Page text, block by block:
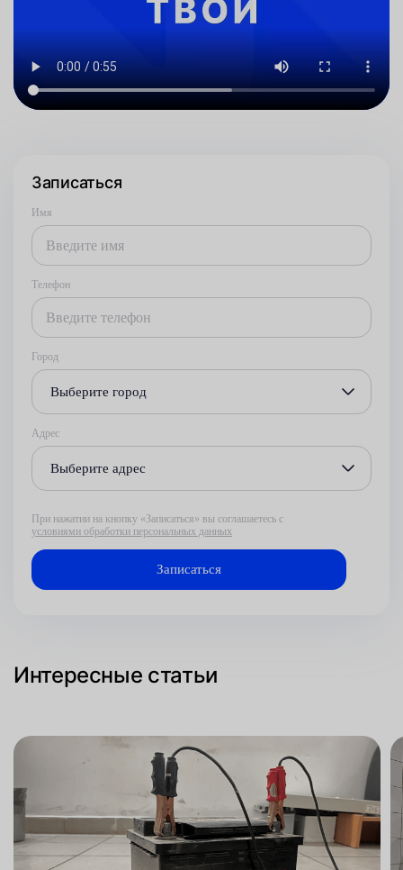
Записаться
Имя
Телефон
Город
Выберите город
Адрес
Выберите адрес
При нажатии на кнопку «Записаться» вы соглашаетесь с
условиями обработки персональных данных
Интересные статьи